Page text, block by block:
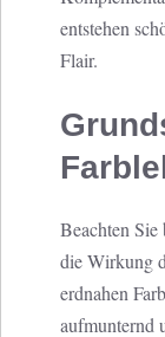
entstehen
Flair.
Beachten
die Wirkung
erdnahen
aufmunternd